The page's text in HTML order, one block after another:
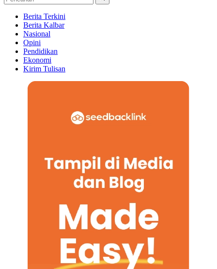
Berita Terkini
Berita Kalbar
Nasional
Opini
Pendidikan
Ekonomi
Kirim Tulisan